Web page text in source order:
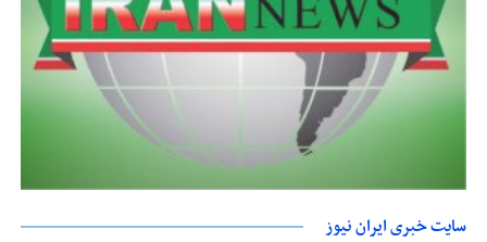
سایت خبری ایران نیوز